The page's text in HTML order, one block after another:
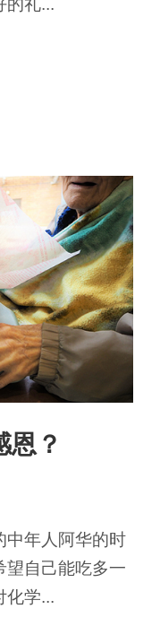
的礼...
恩？
中年人阿华的时
望自己能吃多一
化学...